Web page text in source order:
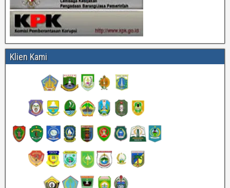
Klien Kami